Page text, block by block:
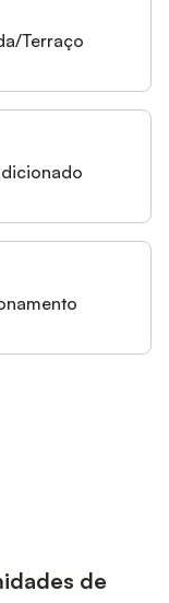
Terraço
de